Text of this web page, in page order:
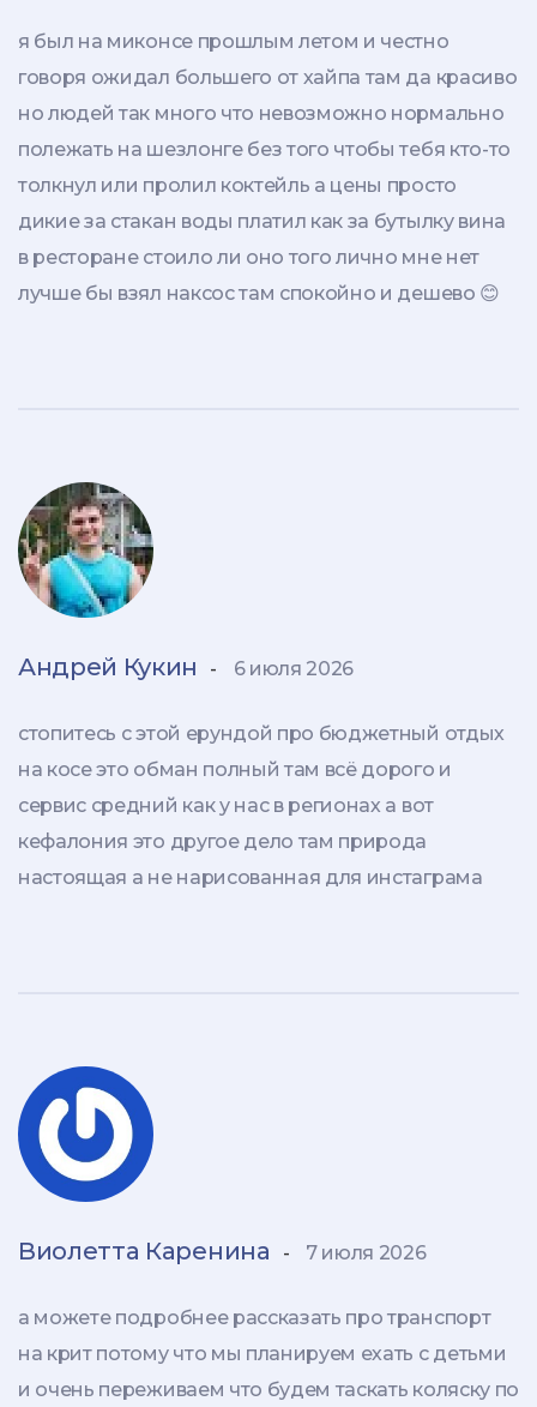
я был на миконсе прошлым летом и честно
говоря ожидал большего от хайпа там да красиво
но людей так много что невозможно нормально
полежать на шезлонге без того чтобы тебя кто-то
толкнул или пролил коктейль а цены просто
дикие за стакан воды платил как за бутылку вина
в ресторане стоило ли оно того лично мне нет
лучше бы взял наксос там спокойно и дешево 😊
Андрей Кукин - 6 июля 2026
стопитесь с этой ерундой про бюджетный отдых
на косе это обман полный там всё дорого и
сервис средний как у нас в регионах а вот
кефалония это другое дело там природа
настоящая а не нарисованная для инстаграма
Виолетта Каренина - 7 июля 2026
а можете подробнее рассказать про транспорт
на крит потому что мы планируем ехать с детьми
и очень переживаем что будем таскать коляску по